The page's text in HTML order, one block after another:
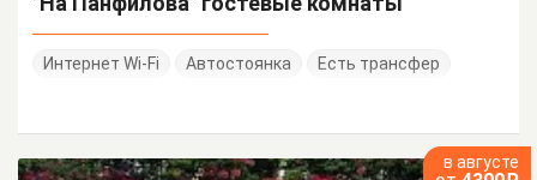
Интернет Wi-Fi Автостоянка Есть трансфер
в августе